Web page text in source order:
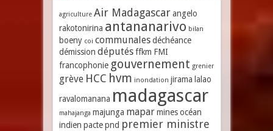
agriculture Air Madagascar angelo
rakotonirina antananarivo bilan
boeny coi communales déchéance
démission députés ffkm FMI
francophonie gouvernement grenier
grève HCC hvm inondation jirama lalao
ravalomanana madagascar
mahajanga majunga mapar mines océan
indien pacte pnd premier ministre